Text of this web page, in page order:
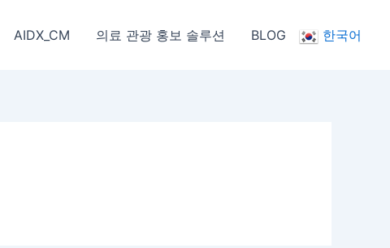
AIDX_CM 의료 관광 홍보 솔루션 BLOG 한국어